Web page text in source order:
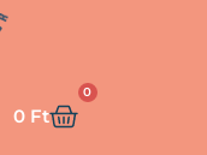
0 Ft
0